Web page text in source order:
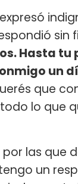
sin
Hasta
un
que
lo que
las que
un